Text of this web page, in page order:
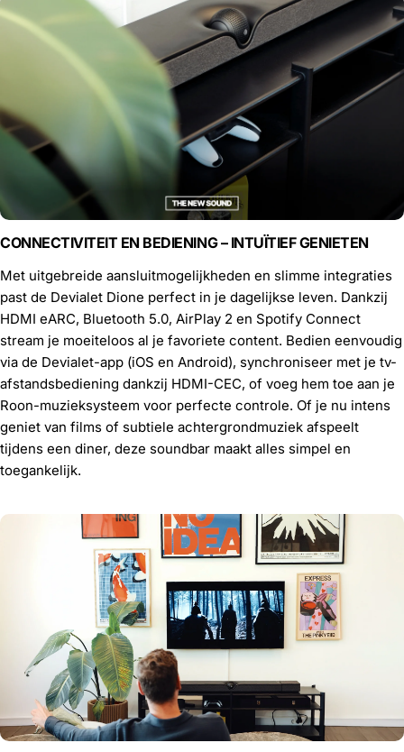
CONNECTIVITEIT EN BEDIENING – INTUÏTIEF GENIETEN
Met uitgebreide aansluitmogelijkheden en slimme integraties
past de Devialet Dione perfect in je dagelijkse leven. Dankzij
HDMI eARC, Bluetooth 5.0, AirPlay 2 en Spotify Connect
stream je moeiteloos al je favoriete content. Bedien eenvoudig
via de Devialet-app (iOS en Android), synchroniseer met je tv-
afstandsbediening dankzij HDMI-CEC, of voeg hem toe aan je
Roon-muzieksysteem voor perfecte controle. Of je nu intens
geniet van films of subtiele achtergrondmuziek afspeelt
tijdens een diner, deze soundbar maakt alles simpel en
toegankelijk.